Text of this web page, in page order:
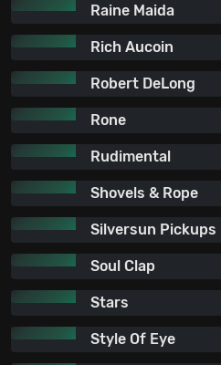
Raine Maida
Rich Aucoin
Robert DeLong
Rone
Rudimental
Shovels & Rope
Silversun Pickups
Soul Clap
Stars
Style Of Eye